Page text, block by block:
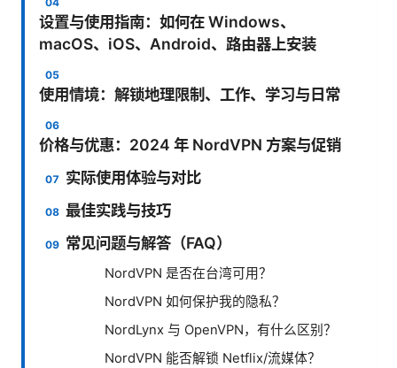
设置与使用指南：如何在 Windows、
macOS、iOS、Android、路由器上安装
使用情境：解锁地理限制、工作、学习与日常
价格与优惠：2024 年 NordVPN 方案与促销
实际使用体验与对比
最佳实践与技巧
常见问题与解答（FAQ）
NordVPN 是否在台湾可用？
NordVPN 如何保护我的隐私？
NordLynx 与 OpenVPN，有什么区别？
NordVPN 能否解锁 Netflix/流媒体？